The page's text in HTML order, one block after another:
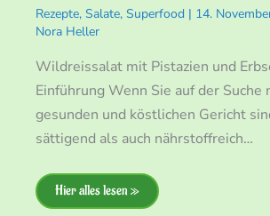
Rezepte, Salate, Superfood | 14.
Nora Heller
Wildreissalat mit Pistazien und
Einführung Wenn Sie auf der Suche
gesunden und köstlichen Gericht
sättigend als auch nährstoffreich…
Hier alles lesen »